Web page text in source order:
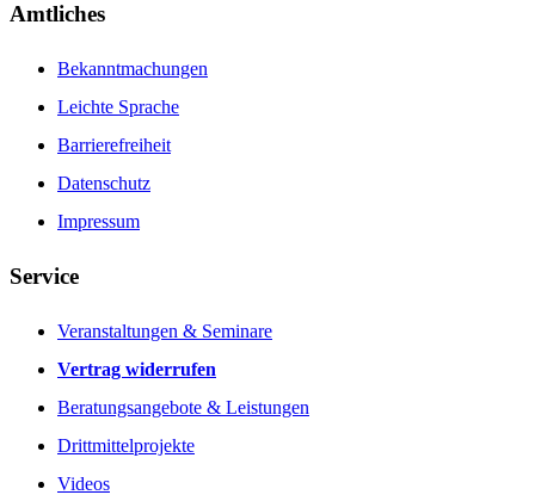
Amtliches
Bekanntmachungen
Leichte Sprache
Barrierefreiheit
Datenschutz
Impressum
Service
Veranstaltungen & Seminare
Vertrag widerrufen
Beratungsangebote & Leistungen
Drittmittelprojekte
Videos